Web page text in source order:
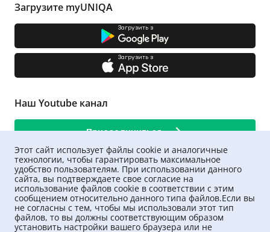
Загрузите myUNIQA
Загрузить з
Загрузить з
Наш Youtube канал
Присоединиться
Этот сайт использует файлы cookie и аналогичные
технологии, чтобы гарантировать максимальное
удобство пользователям. При использовании данного
сайта, вы подтверждаете свое согласие на
использование файлов cookie в соответствии с этим
сообщением относительно данного типа файлов.Если вы
не согласны с тем, чтобы мы использовали этот тип
файлов, то вы должны соответствующим образом
установить настройки вашего браузера или не